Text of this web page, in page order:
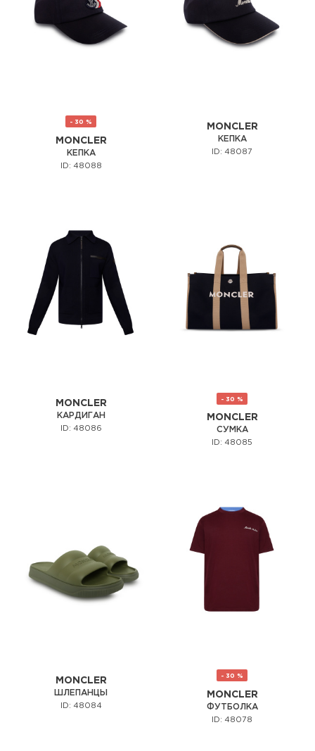
- 30 %
MONCLER
КЕПКА
ID: 48088
MONCLER
КЕПКА
ID: 48087
MONCLER
КАРДИГАН
ID: 48086
- 30 %
MONCLER
СУМКА
ID: 48085
MONCLER
ШЛЕПАНЦЫ
ID: 48084
- 30 %
MONCLER
ФУТБОЛКА
ID: 48078